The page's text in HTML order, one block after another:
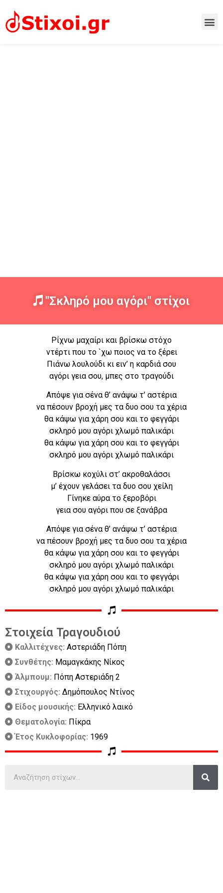
"Σκληρό μου αγόρι" στίχοι
Ρίχνω μαχαίρι και βρίσκω στόχο
ντέρτι που το `χω ποιος να το ξέρει
Πιάνω λουλούδι κι ειν’ η καρδιά σου
αγόρι γεια σου, μπες στο τραγούδι
Απόψε για σένα θ’ ανάψω τ’ αστέρια
να πέσουν βροχή μες τα δυο σου τα χέρια
θα κάψω για χάρη σου και το φεγγάρι
σκληρό μου αγόρι χλωμό παλικάρι
θα κάψω για χάρη σου και το φεγγάρι
σκληρό μου αγόρι χλωμό παλικάρι
Βρίσκω κοχύλι στ’ ακροθαλάσσι
μ’ έχουν γελάσει τα δυο σου χείλη
Γίνηκε αύρα το ξεροβόρι
γεια σου αγόρι που σε ξανάβρα
Απόψε για σένα θ’ ανάψω τ’ αστέρια
να πέσουν βροχή μες τα δυο σου τα χέρια
θα κάψω για χάρη σου και το φεγγάρι
σκληρό μου αγόρι χλωμό παλικάρι
θα κάψω για χάρη σου και το φεγγάρι
σκληρό μου αγόρι χλωμό παλικάρι
Στοιχεία Τραγουδιού
Καλλιτέχνες: Αστεριάδη Πόπη
Συνθέτης: Μαμαγκάκης Νίκος
Άλμπουμ: Πόπη Αστεριάδη 2
Στιχουργός: Δημόπουλος Ντίνος
Είδος μουσικής: Ελληνικό λαικό
Θεματολογία: Πίκρα
Έτος Κυκλοφορίας: 1969